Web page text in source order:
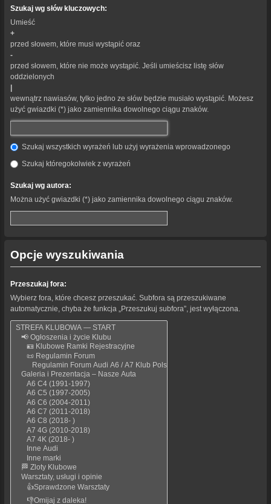
Szukaj wg słów kluczowych:
Umieść
+
przed słowem, które musi wystąpić oraz
-
przed słowem, które nie może wystąpić. Jeśli umieścisz listę słów
oddzielonych
wewnątrz nawiasów, tylko jedno ze słów będzie musiało wystąpić. Możesz
użyć gwiazdki (*) jako zamiennika dowolnego ciągu znaków.
Szukaj wszystkich wyrażeń lub użyj wyrażenia wprowadzonego
Szukaj któregokolwiek z wyrażeń
Szukaj wg autora:
Można użyć gwiazdki (*) jako zamiennika dowolnego ciągu znaków.
Opcje wyszukiwania
Przeszukaj fora:
Wybierz fora, które chcesz przeszukać. Subfora są przeszukiwane
automatycznie, chyba że funkcja „Przeszukuj subfora”, jest wyłączona.